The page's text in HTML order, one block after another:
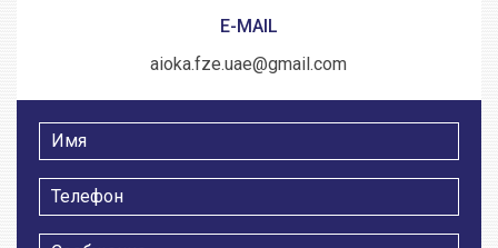
E-MAIL
aioka.fze.uae@gmail.com